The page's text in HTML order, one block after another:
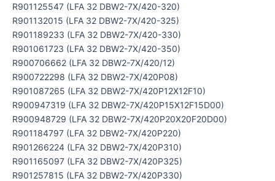
R901125547 (LFA 32 DBW2-7X/420-320)
R901132015 (LFA 32 DBW2-7X/420-325)
R901189233 (LFA 32 DBW2-7X/420-330)
R901061723 (LFA 32 DBW2-7X/420-350)
R900706662 (LFA 32 DBW2-7X/420/12)
R900722298 (LFA 32 DBW2-7X/420P08)
R901087265 (LFA 32 DBW2-7X/420P12X12F10)
R900947319 (LFA 32 DBW2-7X/420P15X12F15D00)
R900948729 (LFA 32 DBW2-7X/420P20X20F20D00)
R901184797 (LFA 32 DBW2-7X/420P220)
R901266224 (LFA 32 DBW2-7X/420P310)
R901165097 (LFA 32 DBW2-7X/420P325)
R901257815 (LFA 32 DBW2-7X/420P330)